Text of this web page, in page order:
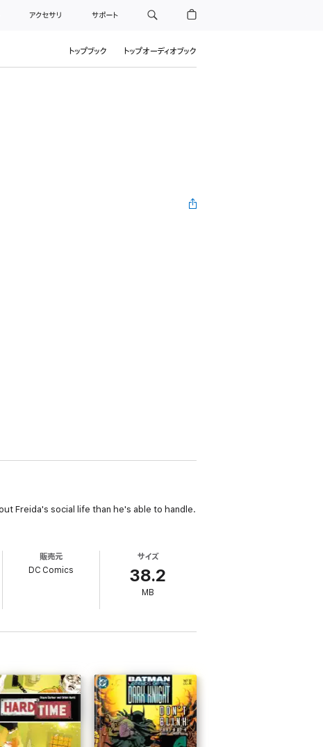
アクセサリ サポート
トップブック トップオーディオブック
Freida's social life than he's able to handle.
販売元
DC Comics
サイズ
38.2
MB